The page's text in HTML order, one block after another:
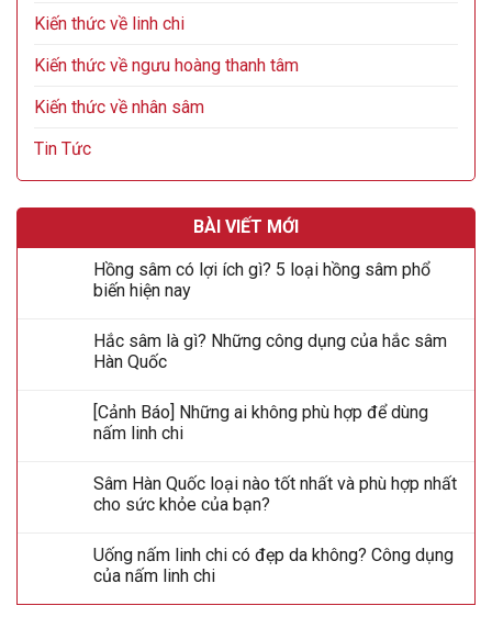
Kiến thức về linh chi
Kiến thức về ngưu hoàng thanh tâm
Kiến thức về nhân sâm
Tin Tức
BÀI VIẾT MỚI
Hồng sâm có lợi ích gì? 5 loại hồng sâm phổ
biến hiện nay
Hắc sâm là gì? Những công dụng của hắc sâm
Hàn Quốc
[Cảnh Báo] Những ai không phù hợp để dùng
nấm linh chi
Sâm Hàn Quốc loại nào tốt nhất và phù hợp nhất
cho sức khỏe của bạn?
Uống nấm linh chi có đẹp da không? Công dụng
của nấm linh chi